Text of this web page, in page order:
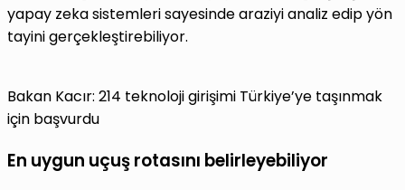
yapay zeka sistemleri sayesinde araziyi analiz edip yön
tayini gerçekleştirebiliyor.
Bakan Kacır: 214 teknoloji girişimi Türkiye’ye taşınmak
için başvurdu
En uygun uçuş rotasını belirleyebiliyor